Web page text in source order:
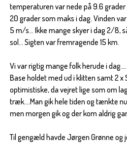
temperaturen var nede på 9.6
20 grader som maks i dag. Vinden
5 m/s... Ikke mange skyer i dag 2/8,
sol... Sigten var fremragende 15 km.
Vi var rigtig mange folk herude i
Base holdet med ud i klitten samt 2 x
optimistiske, da vejret lige som om
træk....Man gik hele tiden og tænkte
men morgen gik og der kom aldrig
Til gengæld havde Jørgen Grønne og